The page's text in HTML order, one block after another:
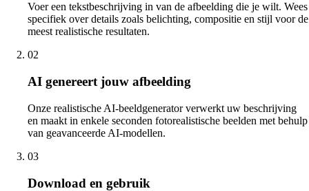
Voer een tekstbeschrijving in van de afbeelding die je wilt. Wees
specifiek over details zoals belichting, compositie en stijl voor de
meest realistische resultaten.
02
AI genereert jouw afbeelding
Onze realistische AI-beeldgenerator verwerkt uw beschrijving
en maakt in enkele seconden fotorealistische beelden met behulp
van geavanceerde AI-modellen.
03
Download en gebruik